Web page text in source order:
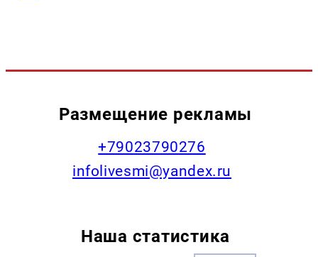
Размещение рекламы
+79023790276
infolivesmi@yandex.ru
Наша статистика